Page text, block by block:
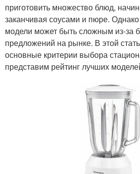
приготовить множество блюд,
заканчивая соусами и пюре.
модели может быть сложным из-за
предложений на рынке. В этой
основные критерии выбора
представим рейтинг лучших